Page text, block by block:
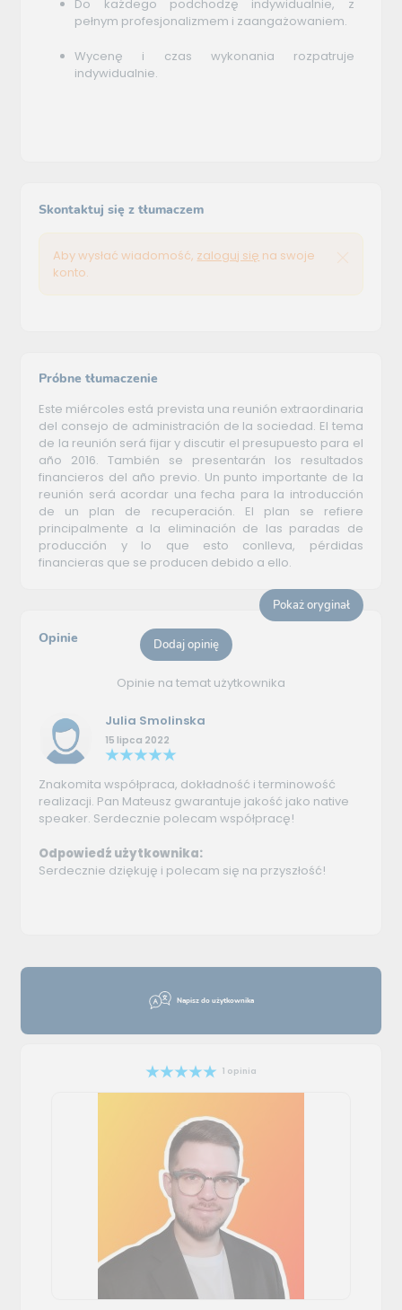
Napisz do użytkownika
1 opinia
Do każdego podchodzę indywidualnie, z
pełnym profesjonalizmem i zaangażowaniem.
Wycenę i czas wykonania rozpatruje
indywidualnie.
Skontaktuj się z tłumaczem
Aby wysłać wiadomość, zaloguj się na swoje
konto.
Próbne tłumaczenie
Este miércoles está prevista una reunión extraordinaria
del consejo de administración de la sociedad. El tema
de la reunión será fijar y discutir el presupuesto para el
año 2016. También se presentarán los resultados
financieros del año previo. Un punto importante de la
reunión será acordar una fecha para la introducción
de un plan de recuperación. El plan se refiere
principalmente a la eliminación de las paradas de
producción y lo que esto conlleva, pérdidas
financieras que se producen debido a ello.
Pokaż oryginał
Opinie Dodaj opinię
Opinie na temat użytkownika
Julia Smolinska
15 lipca 2022
Znakomita współpraca, dokładność i terminowość
realizacji. Pan Mateusz gwarantuje jakość jako native
speaker. Serdecznie polecam współpracę!
Odpowiedź użytkownika:
Serdecznie dziękuję i polecam się na przyszłość!